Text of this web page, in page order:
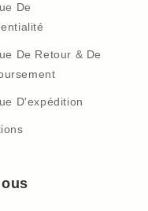
De
De Retour & De
D'expédition